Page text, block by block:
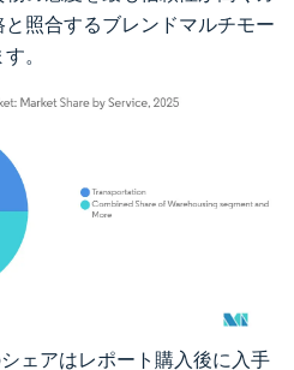
照合するブレンドマルチモー
。
ェアはレポート購入後に入手